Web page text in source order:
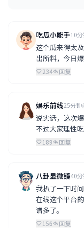
吃瓜小能手10
这个瓜来得太
出所料，今日
234 回复
娱乐前线25分钟
说实话，这次
不过大家理性
189 回复
八卦显微镜40
我扒了一下时
在线这个平台
谱多了。
156 回复